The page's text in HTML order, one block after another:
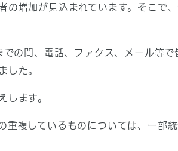
の増加が見込まれています。そこで
の間、電話、ファクス、メール等
した。
します。
複しているものについては、一部